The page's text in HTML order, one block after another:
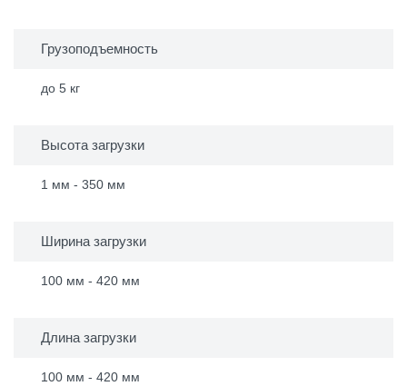
Грузоподъемность
до 5 кг
Высота загрузки
1 мм - 350 мм
Ширина загрузки
100 мм - 420 мм
Длина загрузки
100 мм - 420 мм